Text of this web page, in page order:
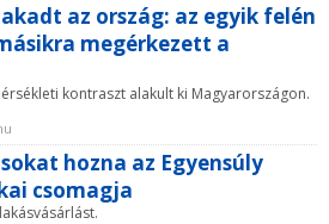
az ország: az egyik felén
megérkezett a
kontraszt alakult ki Magyarországon.
hozna az Egyensúly
csomagja